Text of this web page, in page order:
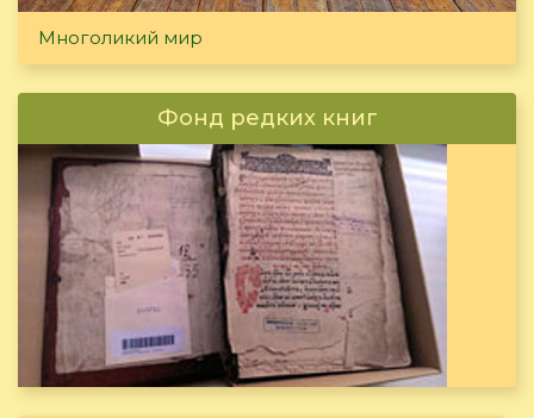
Многоликий мир
Фонд редких книг